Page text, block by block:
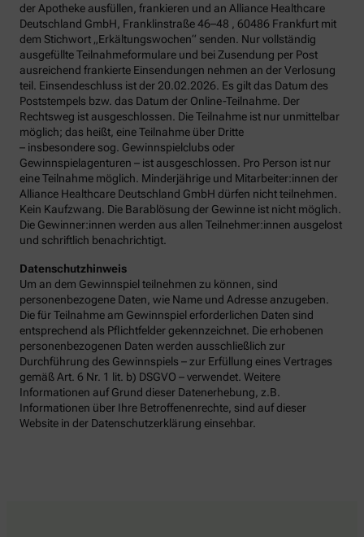
der Apotheke ausfüllen, frankieren und an Alliance Healthcare
Deutschland GmbH, Franklinstraße 46–48 , 60486 Frankfurt mit
dem Stichwort „Erkältungswochen“ senden. Nur vollständig
ausgefüllte Teilnahmeformulare und bei Zusendung per Post
ausreichend frankierte Einsendungen nehmen an der Verlosung
teil. Einsendeschluss ist der 20.02.2026. Es gilt das Datum des
Poststempels bzw. das Datum der Online-Teilnahme. Der
Rechtsweg ist ausgeschlossen. Die Teilnahme ist nur unmittelbar
möglich; das heißt, eine Teilnahme über Dritte
– insbesondere sog. Gewinnspielclubs oder
Gewinnspielagenturen – ist ausgeschlossen. Pro Person ist nur
eine Teilnahme möglich. Minderjährige und Mitarbeiter:innen der
Alliance Healthcare Deutschland GmbH dürfen nicht teilnehmen.
Kein Kaufzwang. Die Barablösung der Gewinne ist nicht möglich.
Die Gewinner:innen werden aus allen Teilnehmer:innen ausgelost
und schriftlich benachrichtigt.
Datenschutzhinweis
Um an dem Gewinnspiel teilnehmen zu können, sind
personenbezogene Daten, wie Name und Adresse anzugeben.
Die für Teilnahme am Gewinnspiel erforderlichen Daten sind
entsprechend als Pflichtfelder gekennzeichnet. Die erhobenen
personenbezogenen Daten werden ausschließlich zur
Durchführung des Gewinnspiels – zur Erfüllung eines Vertrages
gemäß Art. 6 Nr. 1 lit. b) DSGVO – verwendet. Weitere
Informationen auf Grund dieser Datenerhebung, z.B.
Informationen über Ihre Betroffenenrechte, sind auf dieser
Website in der Datenschutzerklärung einsehbar.